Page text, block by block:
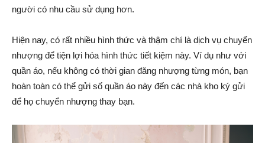
người có nhu cầu sử dụng hơn.
Hiện nay, có rất nhiều hình thức và thậm chí là dịch vụ chuyển
nhượng để tiện lợi hóa hình thức tiết kiệm này. Ví dụ như với
quần áo, nếu không có thời gian đăng nhượng từng món, bạn
hoàn toàn có thể gửi số quần áo này đến các nhà kho ký gửi
để họ chuyển nhượng thay bạn.